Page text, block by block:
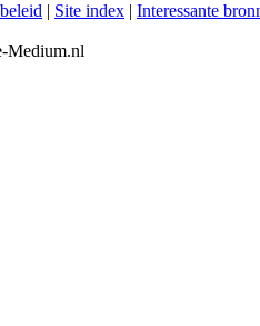
| Site index | Interessante
Medium.nl